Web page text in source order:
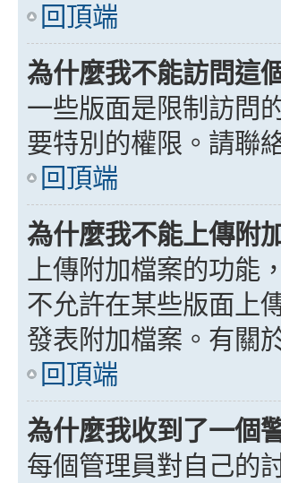
回頂端
為什麼我不能訪問這
一些版面是限制訪問
要特別的權限。請聯
回頂端
為什麼我不能上傳附
上傳附加檔案的功能
不允許在某些版面上
發表附加檔案。有關
回頂端
為什麼我收到了一個
每個管理員對自己的